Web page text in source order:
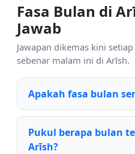
Fasa Bulan di
Jawab
Jawapan dikemas kini
sebenar malam ini di Arīsh.
Apakah fasa bulan
Pukul berapa bulan
Arīsh?